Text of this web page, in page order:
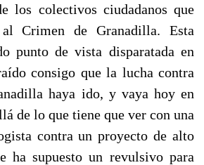
los colectivos ciudadanos que
Crimen de Granadilla. Esta
punto de vista disparatada en
consigo que la lucha contra
haya ido, y vaya hoy en
de lo que tiene que ver con una
contra un proyecto de alto
ha supuesto un revulsivo para